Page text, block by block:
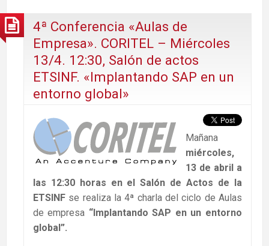
4ª Conferencia «Aulas de
Empresa». CORITEL – Miércoles
13/4. 12:30, Salón de actos
ETSINF. «Implantando SAP en un
entorno global»
Mañana
miércoles,
13 de abril a
las 12:30 horas en el Salón de Actos de la
ETSINF se realiza la 4ª charla del ciclo de Aulas
de empresa “Implantando SAP en un entorno
global”.